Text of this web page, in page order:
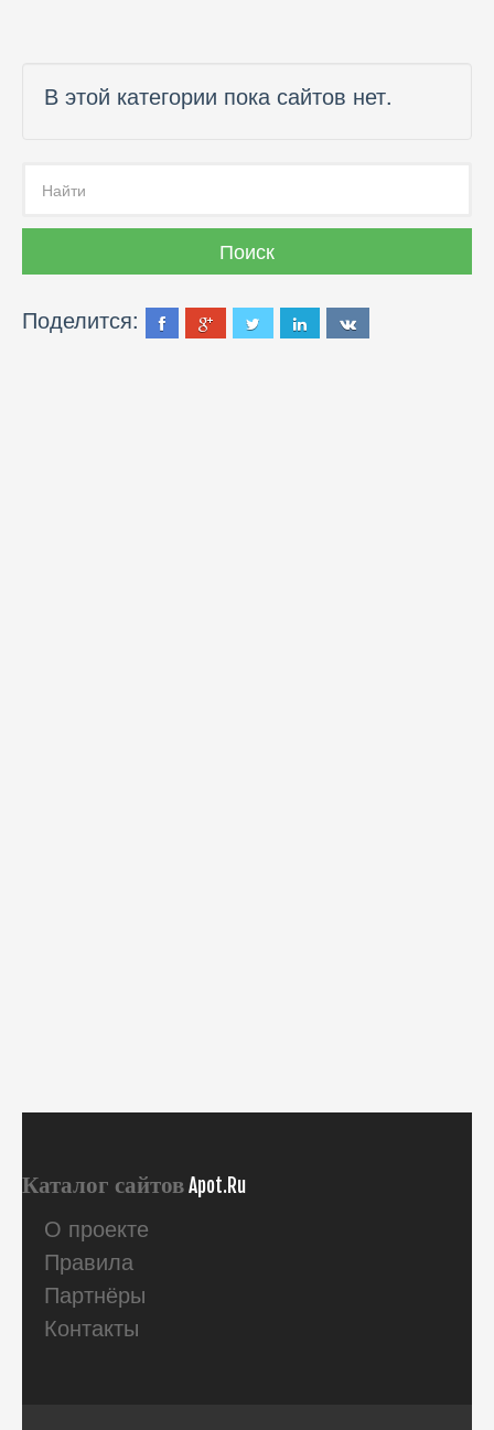
В этой категории пока сайтов нет.
Поделится:
Каталог сайтовApot.Ru
О проекте
Правила
Партнёры
Контакты